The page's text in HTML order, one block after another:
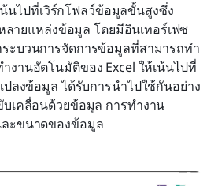
นไปที่เวิร์กโฟลว์ข้อมูลขั้นสูงซึ่ง
ลายแหล่งข้อมูล โดยมีอินเทอร์เฟซ
ะบวนการจัดการข้อมูลที่สามารถทำ
งานอัตโนมัติของ Excel ให้เน้นไปที่
ปลงข้อมูล ได้รับการนำไปใช้กันอย่าง
เคลื่อนด้วยข้อมูล การทำงาน
ะขนาดของข้อมูล